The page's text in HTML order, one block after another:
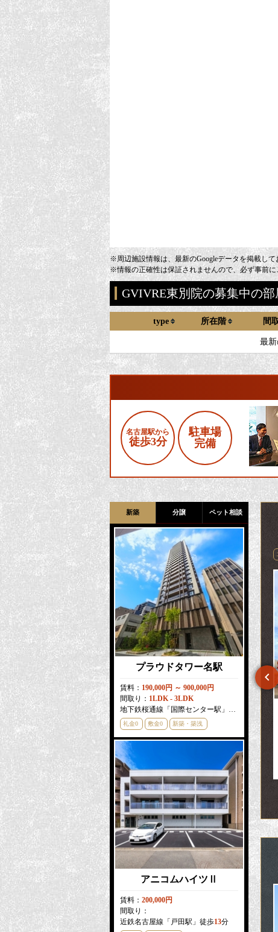
※周辺施設情報は、最新のGoogleデータを掲載して
※情報の正確性は保証されませんので、必ず事前に
GVIVRE東別院の募集中の部
type 所在階 間
最
名古屋駅から
徒歩3分
駐車場
完備
新築 分譲 ペット相談
プラウドタワー名駅
賃料： 190,000円 ～ 900,000円
間取り： 1LDK - 3LDK
地下鉄桜通線「国際センター駅」徒歩
礼金0 敷金0 新築・築浅
アニコムハイツⅡ
賃料： 200,000円
間取り：
近鉄名古屋線「戸田駅」徒歩13分
エルメディオ千種
料：68,000円 ～ 70,000円
取り： 1K
下鉄桜通線「今池駅」徒歩 4 分
タウンライフ覚王山
賃料：105,000円
間取り：1LDK
地下鉄東山線「覚王山駅」徒歩4